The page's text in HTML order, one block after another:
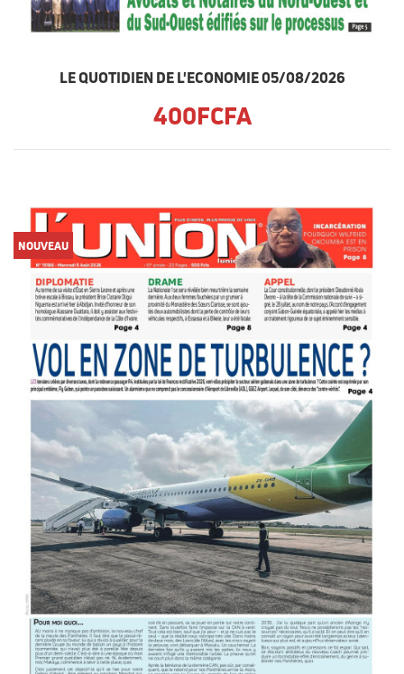
LE QUOTIDIEN DE L'ECONOMIE 05/08/2026
400FCFA
NOUVEAU